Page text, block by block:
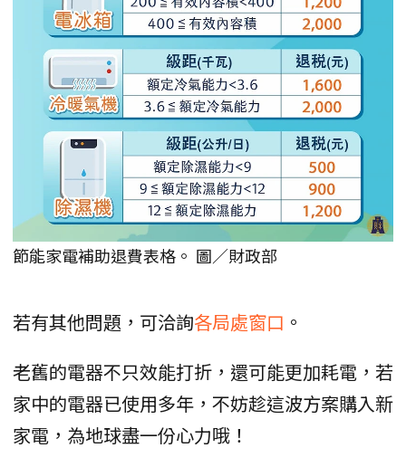
節能家電補助退費表格。 圖／財政部
若有其他問題，可洽詢各局處窗口 。
老舊的電器不只效能打折，還可能更加耗電，若
家中的電器已使用多年，不妨趁這波方案購入新
家電，為地球盡一份心力哦！